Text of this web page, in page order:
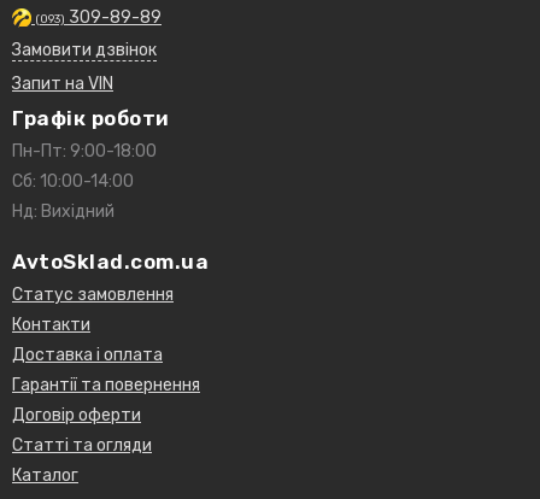
7700727478
E37A6714B1A
8933004195
5027151
6439354
7700727401
7700272982
1109P1
7700734945
8200768913
7700272903
5013389
A800X6714AA
4402718
93198598
MLS000602
(093) 309-89-89
Замовити дзвінок
Запит на VIN
Графік роботи
Пн-Пт: 9:00-18:00
Сб: 10:00-14:00
Нд: Вихідний
AvtoSklad.com.ua
Статус замовлення
Контакти
Доставка і оплата
Гарантії та повернення
Договір оферти
Статті та огляди
Каталог